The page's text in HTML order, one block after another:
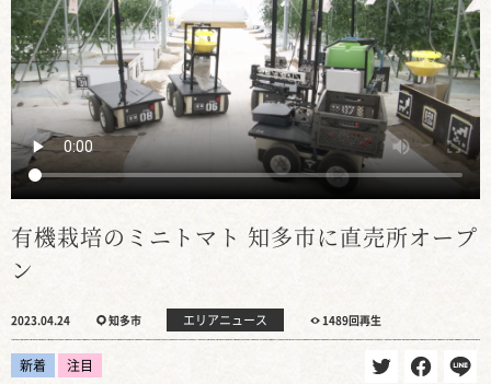
有機栽培のミニトマト 知多市に直売所オープ
ン
2023.04.24 知多市 エリアニュース 1489回再生
新着 注目